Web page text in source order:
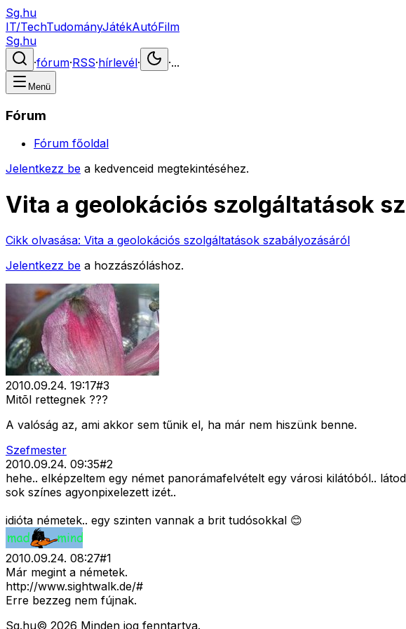
Sg.hu
IT/TechTudományJátékAutóFilm
Sg.hu
·fórum·RSS·hírlevél· ·...
Menü
Fórum
Fórum főoldal
Jelentkezz be a kedvenceid megtekintéséhez.
Vita a geolokációs szolgáltatások
Cikk olvasása: Vita a geolokációs szolgáltatások szabályozásáról
Jelentkezz be a hozzászóláshoz.
2010.09.24. 19:17#3
Mitõl rettegnek ???
A valóság az, ami akkor sem tűnik el, ha már nem hiszünk benne.
Szefmester
2010.09.24. 09:35#2
hehe.. elképzeltem egy német panorámafelvételt egy városi kilátóból..
sok színes agyonpixelezett izét..
idióta németek.. egy szinten vannak a brit tudósokkal 😊
2010.09.24. 08:27#1
Már megint a németek.
http://www.sightwalk.de/#
Erre bezzeg nem fújnak.
Sg.hu© 2026 Minden jog fenntartva.